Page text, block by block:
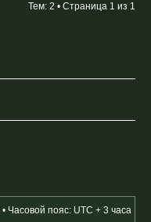
Тем: 2 • Страница 1 из 1
• Часовой пояс: UTC + 3 часа